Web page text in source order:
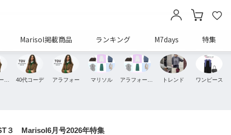
Marisol掲載商品 ランキング M7days 特集
40代コーデ アラフォー マリソル トレンド ワンピース
３ Marisol6月号2026年特集